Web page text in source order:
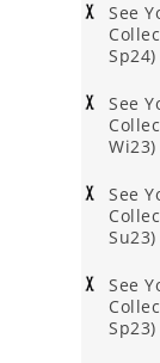
See
Sp24)
See
Wi23)
See
Su23)
See
Sp23)